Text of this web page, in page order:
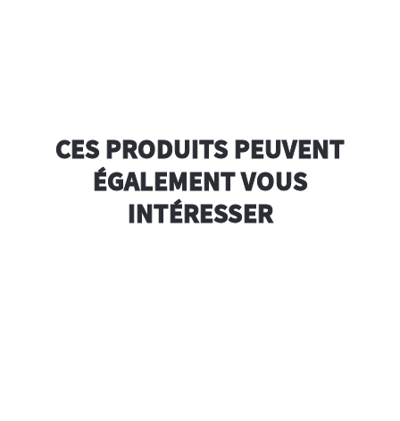
CES PRODUITS PEUVENT
ÉGALEMENT VOUS
INTÉRESSER